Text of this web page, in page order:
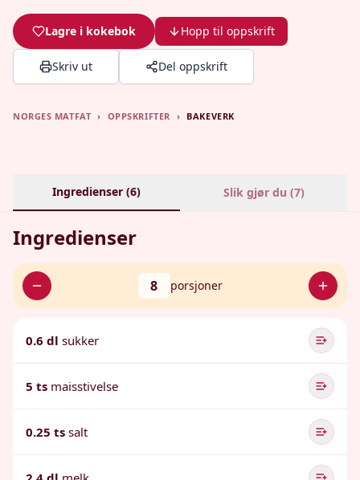
Lagre i kokebok Hopp til oppskrift
Skriv ut Del oppskrift
NORGES MATFAT › OPPSKRIFTER › BAKEVERK
Ingredienser (6) Slik gjør du (7)
Ingredienser
8 porsjoner
0.6 dl sukker
5 ts maisstivelse
0.25 ts salt